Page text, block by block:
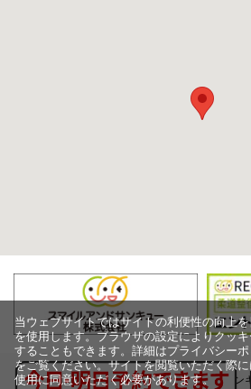
当ウェブサイトではサイトの利便性の向上
を使用します。ブラウザの設定によりクッ
することもできます。詳細はプライバシー
をご覧ください。サイトを閲覧いただく際
使用に同意いただく必要があります。
Copyright (c) スマイルアンドサン